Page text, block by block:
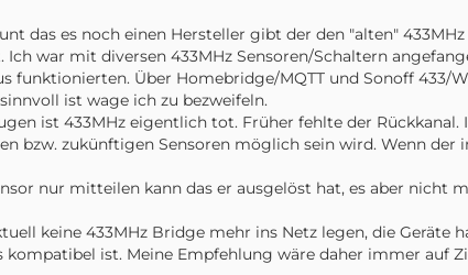
das es noch einen Hersteller gibt der den "alten"
Ich war mit diversen 433MHz Sensoren/Schaltern
funktionierten. Über Homebridge/MQTT und Sonoff 433/
ist wage ich zu bezweifeln.
ist 433MHz eigentlich tot. Früher fehlte der
bzw. zukünftigen Sensoren möglich sein wird. Wenn
nur mitteilen kann das er ausgelöst hat, es aber nicht
keine 433MHz Bridge mehr ins Netz legen, die Geräte
kompatibel ist. Meine Empfehlung wäre daher immer auf